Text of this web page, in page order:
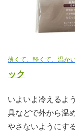
薄くて、軽くて、温か
ック
いよいよ冷えるよ
具などで外から温
やさないようにす